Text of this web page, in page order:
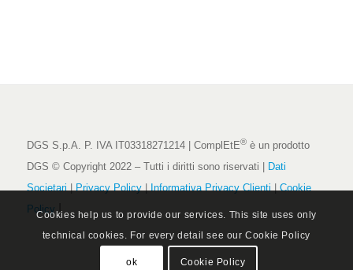
DGS S.p.A. P. IVA IT03318271214 | ComplEtE®è un prodotto
DGS © Copyright 2022 – Tutti i diritti sono riservati | Dati
Societari | Privacy Policy| Informativa Privacy Clienti |Cookie
Policy |
Cookies help us to provide our services. This site uses only
technical cookies. For every detail see our Cookie Policy
ok Cookie Policy